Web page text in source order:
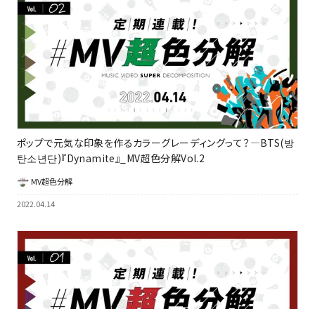
ポップで元気な印象を作るカラーグレーディングって？―BTS(방
탄소년단)『Dynamite』_MV超色分解Vol.2
MV超色分解
2022.04.14